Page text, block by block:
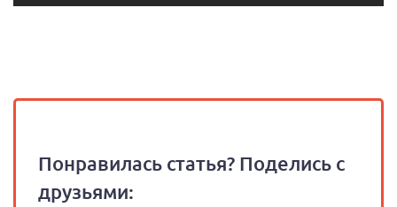
Понравилась статья? Поделись с
друзьями: